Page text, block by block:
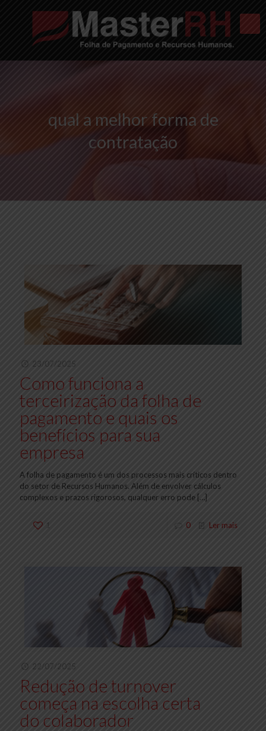
qual a melhor forma de
contratação
23/07/2025
Como funciona a
terceirização da folha de
pagamento e quais os
benefícios para sua
empresa
A folha de pagamento é um dos processos mais críticos dentro
do setor de Recursos Humanos. Além de envolver cálculos
complexos e prazos rigorosos, qualquer erro pode […]
1 0 Ler mais
22/07/2025
Redução de turnover
começa na escolha certa
do colaborador